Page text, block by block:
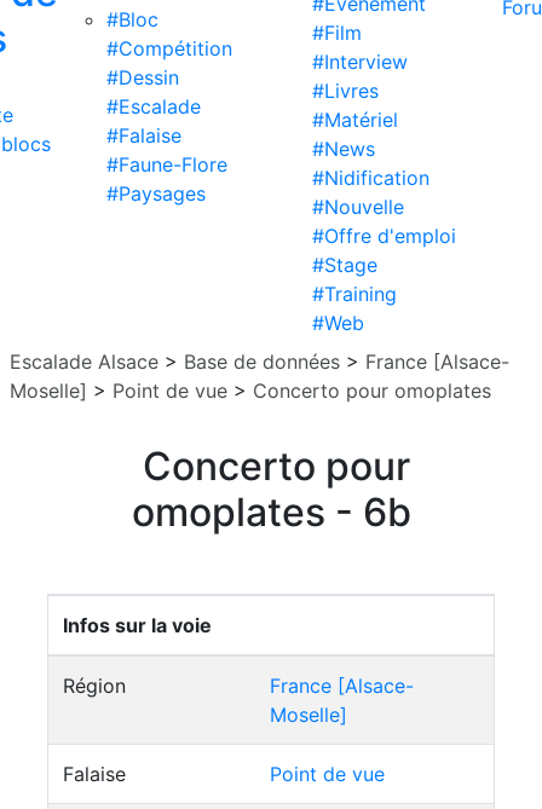
#Bloc
#Compétition
#Dessin
#Escalade
#Falaise
#Faune-Flore
#Paysages
#Film
#Interview
#Livres
#Matériel
#News
#Nidification
#Nouvelle
#Offre d'emploi
#Stage
#Training
#Web
Escalade Alsace > Base de données > France [Alsace-
Moselle] > Point de vue > Concerto pour omoplates
Concerto pour
omoplates - 6b
Infos sur la voie
Région
France [Alsace-
Moselle]
Falaise Point de vue